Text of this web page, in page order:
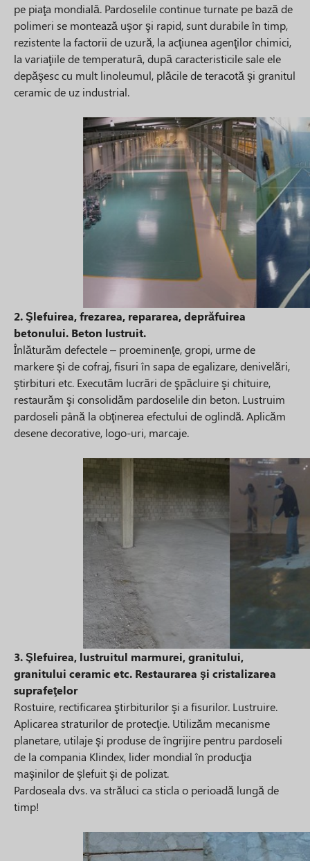
pe piaţa mondială. Pardoselile continue turnate pe bază de
polimeri se montează uşor şi rapid, sunt durabile în timp,
rezistente la factorii de uzură, la acţiunea agenţilor chimici,
la variaţiile de temperatură, după caracteristicile sale ele
depăşesc cu mult linoleumul, plăcile de teracotă şi granitul
ceramic de uz industrial.
2. Şlefuirea, frezarea, repararea, deprăfuirea
betonului. Beton lustruit.
Înlăturăm defectele – proeminenţe, gropi, urme de
markere şi de cofraj, fisuri în sapa de egalizare, denivelări,
ştirbituri etc. Executăm lucrări de şpăcluire şi chituire,
restaurăm şi consolidăm pardoselile din beton. Lustruim
pardoseli până la obţinerea efectului de oglindă. Aplicăm
desene decorative, logo-uri, marcaje.
3. Şlefuirea, lustruitul marmurei, granitului,
granitului ceramic etc. Restaurarea şi cristalizarea
suprafeţelor
Rostuire, rectificarea ştirbiturilor şi a fisurilor. Lustruire.
Aplicarea straturilor de protecţie. Utilizăm mecanisme
planetare, utilaje şi produse de îngrijire pentru pardoseli
de la compania Klindex, lider mondial în producţia
maşinilor de şlefuit şi de polizat.
Pardoseala dvs. va străluci ca sticla o perioadă lungă de
timp!